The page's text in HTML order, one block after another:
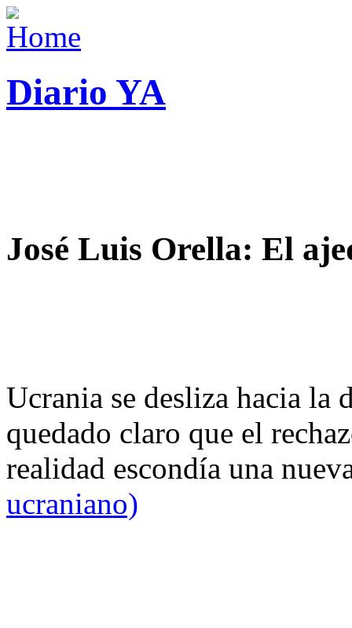
Diario YA
José Luis Orella: El
Ucrania se desliza hacia
quedado claro que el
realidad escondía una
ucraniano)